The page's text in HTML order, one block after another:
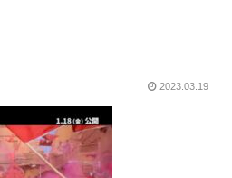
2023.03.19